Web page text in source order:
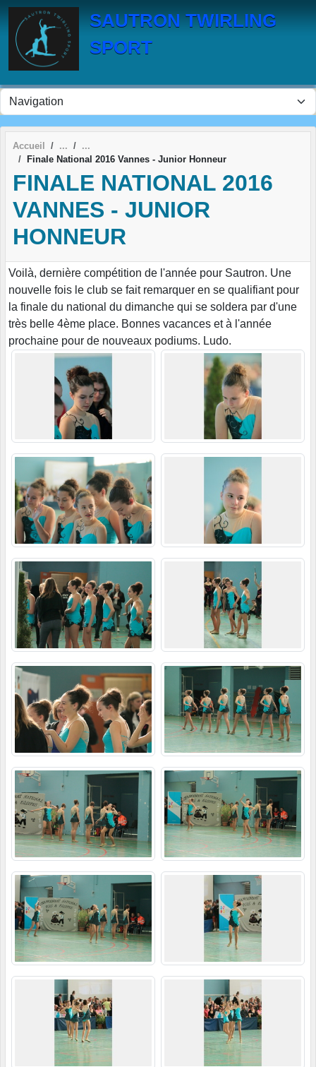
SAUTRON TWIRLING
SPORT
Accueil
Finale National 2016 Vannes - Junior Honneur
FINALE NATIONAL 2016
VANNES - JUNIOR
HONNEUR
Voilà, dernière compétition de l'année pour Sautron. Une
nouvelle fois le club se fait remarquer en se qualifiant pour
la finale du national du dimanche qui se soldera par d'une
très belle 4ème place. Bonnes vacances et à l'année
prochaine pour de nouveaux podiums. Ludo.
Panneau de gestion des cookies